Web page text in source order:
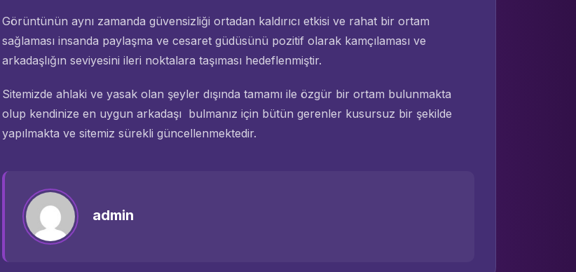
Görüntünün aynı zamanda güvensizliği ortadan kaldırıcı etkisi ve rahat bir ortam
sağlaması insanda paylaşma ve cesaret güdüsünü pozitif olarak kamçılaması ve
arkadaşlığın seviyesini ileri noktalara taşıması hedeflenmiştir.
Sitemizde ahlaki ve yasak olan şeyler dışında tamamı ile özgür bir ortam bulunmakta
olup kendinize en uygun arkadaşı bulmanız için bütün gerenler kusursuz bir şekilde
yapılmakta ve sitemiz sürekli güncellenmektedir.
admin